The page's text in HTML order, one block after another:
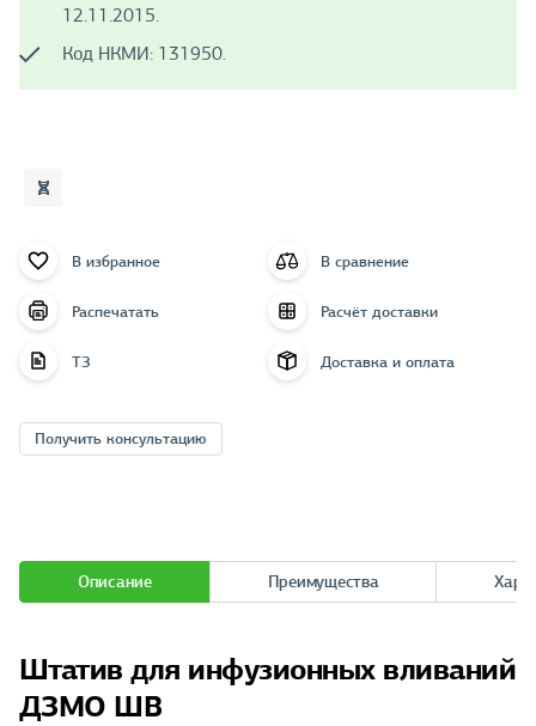
12.11.2015.
Код НКМИ: 131950.
В избранное В сравнение
Распечатать Расчёт доставки
ТЗ Доставка и оплата
Получить консультацию
Описание Преимущества
Штатив для инфузионных вливаний
ДЗМО ШВ